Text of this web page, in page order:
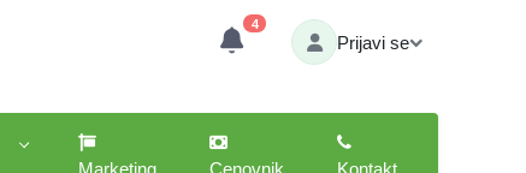
4
Prijavi se